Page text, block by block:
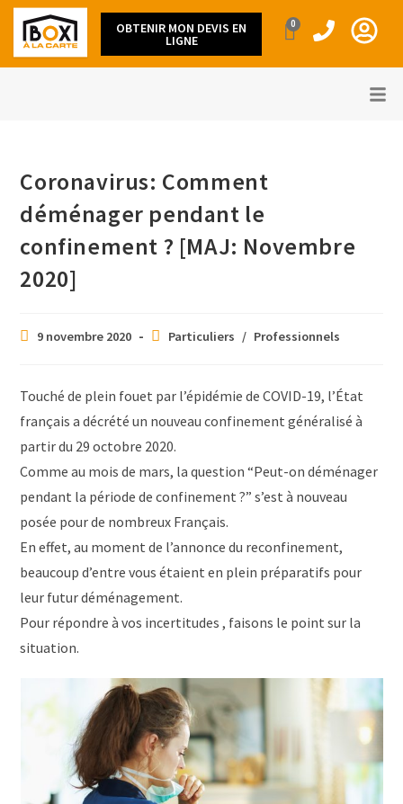
OBTENIR MON DEVIS EN
LIGNE
0
Coronavirus: Comment
déménager pendant le
confinement ? [MAJ: Novembre
2020]
9 novembre 2020 Particuliers / Professionnels
Touché de plein fouet par l’épidémie de COVID-19, l’État
français a décrété un nouveau confinement généralisé à
partir du 29 octobre 2020.
Comme au mois de mars, la question “Peut-on déménager
pendant la période de confinement ?” s’est à nouveau
posée pour de nombreux Français.
En effet, au moment de l’annonce du reconfinement,
beaucoup d’entre vous étaient en plein préparatifs pour
leur futur déménagement.
Pour répondre à vos incertitudes , faisons le point sur la
situation.